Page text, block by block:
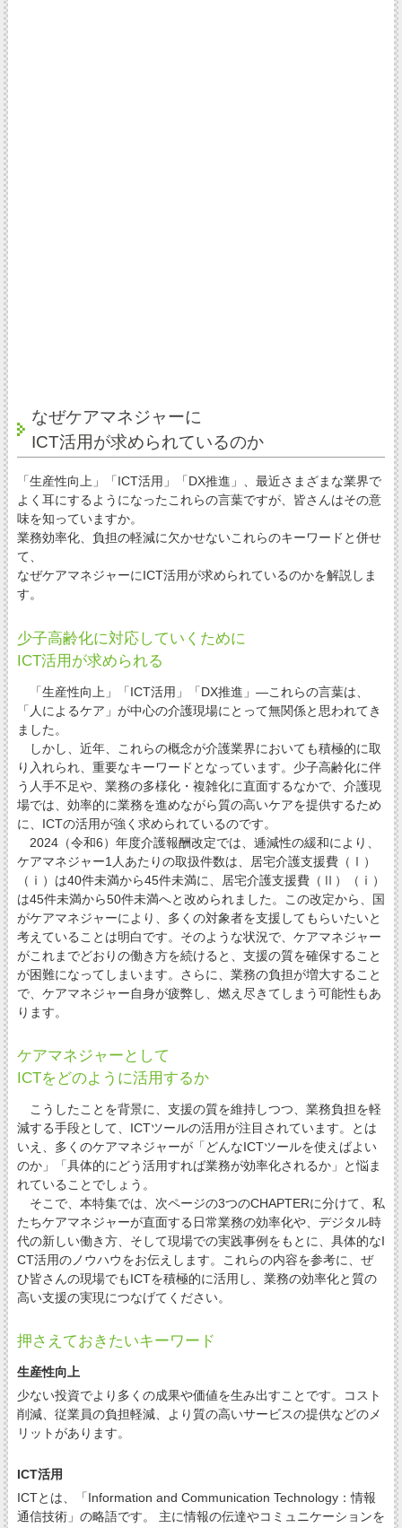
なぜケアマネジャーに
ICT活用が求められているのか
「生産性向上」「ICT活用」「DX推進」、最近さまざまな業界で
よく耳にするようになったこれらの言葉ですが、皆さんはその意
味を知っていますか。
業務効率化、負担の軽減に欠かせないこれらのキーワードと併せ
て、
なぜケアマネジャーにICT活用が求められているのかを解説しま
す。
少子高齢化に対応していくために
ICT活用が求められる
「生産性向上」「ICT活用」「DX推進」―これらの言葉は、
「人によるケア」が中心の介護現場にとって無関係と思われてき
ました。
しかし、近年、これらの概念が介護業界においても積極的に取
り入れられ、重要なキーワードとなっています。少子高齢化に伴
う人手不足や、業務の多様化・複雑化に直面するなかで、介護現
場では、効率的に業務を進めながら質の高いケアを提供するため
に、ICTの活用が強く求められているのです。
2024（令和6）年度介護報酬改定では、逓減性の緩和により、
ケアマネジャー1人あたりの取扱件数は、居宅介護支援費（Ⅰ）
（ⅰ）は40件未満から45件未満に、居宅介護支援費（Ⅱ）（ⅰ）
は45件未満から50件未満へと改められました。この改定から、国
がケアマネジャーにより、多くの対象者を支援してもらいたいと
考えていることは明白です。そのような状況で、ケアマネジャー
がこれまでどおりの働き方を続けると、支援の質を確保すること
が困難になってしまいます。さらに、業務の負担が増大すること
で、ケアマネジャー自身が疲弊し、燃え尽きてしまう可能性もあ
ります。
ケアマネジャーとして
ICTをどのように活用するか
こうしたことを背景に、支援の質を維持しつつ、業務負担を軽
減する手段として、ICTツールの活用が注目されています。とは
いえ、多くのケアマネジャーが「どんなICTツールを使えばよい
のか」「具体的にどう活用すれば業務が効率化されるか」と悩ま
れていることでしょう。
そこで、本特集では、次ページの3つのCHAPTERに分けて、私
たちケアマネジャーが直面する日常業務の効率化や、デジタル時
代の新しい働き方、そして現場での実践事例をもとに、具体的なI
CT活用のノウハウをお伝えします。これらの内容を参考に、ぜ
ひ皆さんの現場でもICTを積極的に活用し、業務の効率化と質の
高い支援の実現につなげてください。
押さえておきたいキーワード
生産性向上
少ない投資でより多くの成果や価値を生み出すことです。コスト
削減、従業員の負担軽減、より質の高いサービスの提供などのメ
リットがあります。
ICT活用
ICTとは、「Information and Communication Technology：情報
通信技術」の略語です。 主に情報の伝達やコミュニケーションを